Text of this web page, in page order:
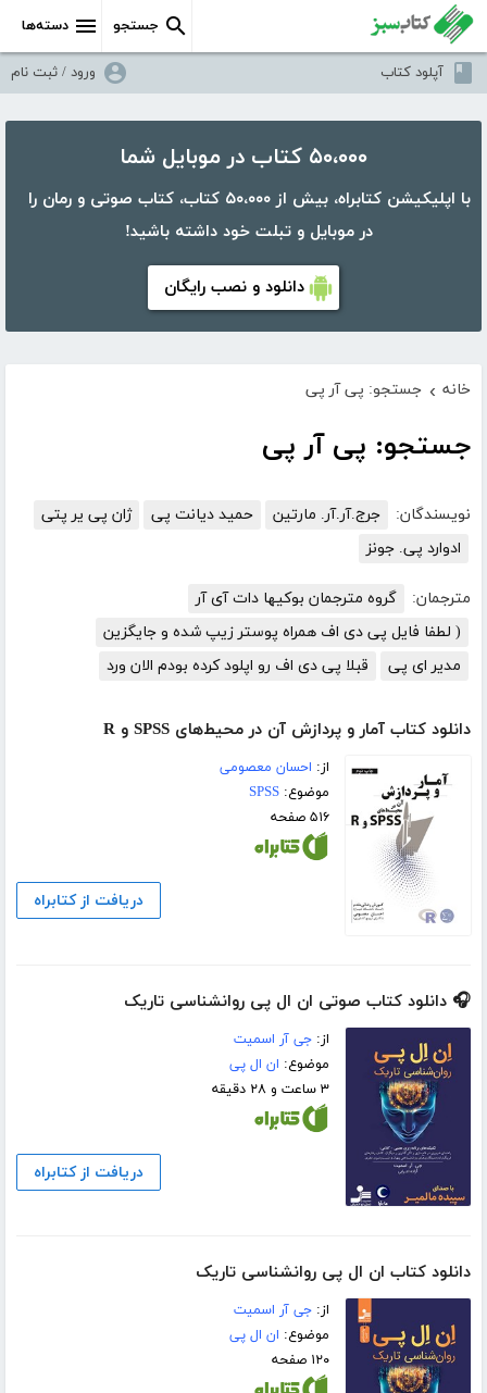
دسته‌ها جستجو
آپلود کتاب ورود / ثبت نام
۵۰،۰۰۰ کتاب در موبایل شما
با اپلیکیشن کتابراه، بیش از ۵۰،۰۰۰ کتاب، کتاب صوتی و رمان را
در موبایل و تبلت خود داشته باشید!
دانلود و نصب رایگان
خانه › جستجو: پی آر پی
جستجو: پی آر پی
نویسندگان: جرج.آر.آر. مارتین حمید دیانت پی
ژان پی یر پتی
ادوارد پی. جونز
مترجمان:
گروه مترجمان بوکیها دات آی آر
( لطفا فایل پی دی اف همراه پوستر زیپ شده و جایگزین
مدیر ای پی
قبلا پی دی اف رو اپلود کرده بودم الان ورد
دانلود کتاب آمار و پردازش آن در محیط‌های SPSS و R
از: احسان معصومی
موضوع:SPSS
۵۱۶ صفحه
دریافت از کتابراه
🎧 دانلود کتاب صوتی ان ال پی روانشناسی تاریک
از:جی آر اسمیت
موضوع: ان ال پی
۳ ساعت و ۲۸ دقیقه
دریافت از کتابراه
دانلود کتاب ان ال پی روانشناسی تاریک
از:جی آر اسمیت
موضوع: ان ال پی
۱۲۰ صفحه